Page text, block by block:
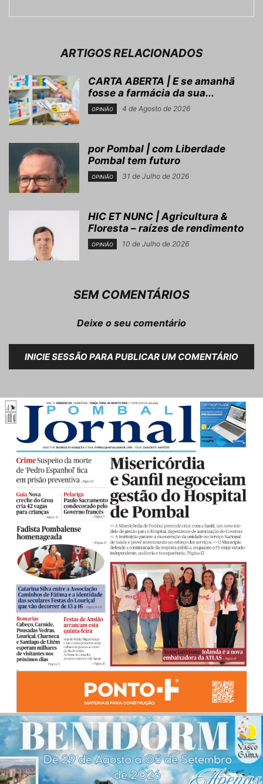
ARTIGOS RELACIONADOS
CARTA ABERTA | E se amanhã
fosse a farmácia da sua...
OPINIÃO 4 de Agosto de 2026
por Pombal | com Liberdade
Pombal tem futuro
OPINIÃO 31 de Julho de 2026
HIC ET NUNC | Agricultura &
Floresta – raízes de rendimento
OPINIÃO 10 de Julho de 2026
SEM COMENTÁRIOS
Deixe o seu comentário
INICIE SESSÃO PARA PUBLICAR UM COMENTÁRIO